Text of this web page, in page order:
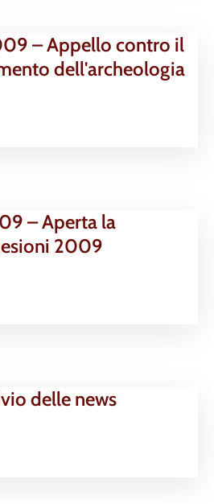
– Appello contro il
dell'archeologia
– Aperta la
2009
delle news